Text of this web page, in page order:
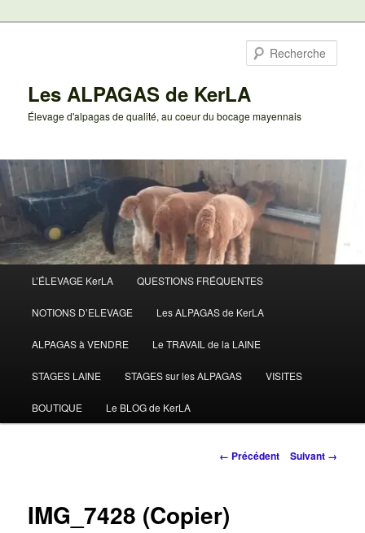
Les ALPAGAS de KerLA
Élevage d'alpagas de qualité, au coeur du bocage mayennais
principal
L’ÉLEVAGE KerLA QUESTIONS FRÉQUENTES
NOTIONS D’ELEVAGE Les ALPAGAS de KerLA
ALPAGAS à VENDRE Le TRAVAIL de la LAINE
STAGES LAINE STAGES sur les ALPAGAS VISITES
BOUTIQUE Le BLOG de KerLA
Navigation
← Précédent Suivant →
IMG_7428 (Copier)